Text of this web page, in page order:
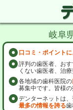
岐阜
口コミ・ポイント
評判の歯医者、お
くない歯医者、治
各地域の歯科医院の
募集中です。皆様の
デンターネットは
最多の情報を誇る